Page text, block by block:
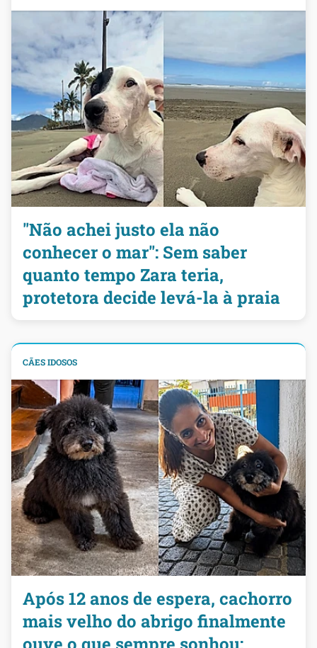
"Não achei justo ela não
conhecer o mar": Sem saber
quanto tempo Zara teria,
protetora decide levá-la à praia
CÃES IDOSOS
Após 12 anos de espera, cachorro
mais velho do abrigo finalmente